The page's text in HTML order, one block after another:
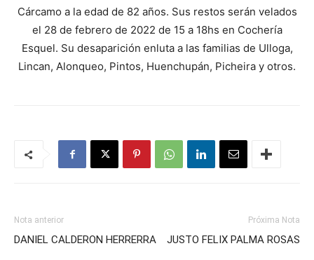
Cárcamo a la edad de 82 años. Sus restos serán velados
el 28 de febrero de 2022 de 15 a 18hs en Cochería
Esquel. Su desaparición enluta a las familias de Ulloga,
Lincan, Alonqueo, Pintos, Huenchupán, Picheira y otros.
Nota anterior
DANIEL CALDERON HERRERRA
Próxima Nota
JUSTO FELIX PALMA ROSAS